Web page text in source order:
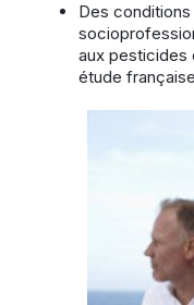
Des
aux pesticides
étude